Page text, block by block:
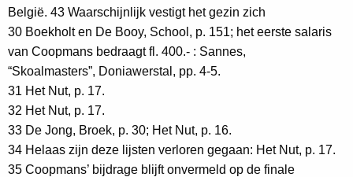
België. 43 Waarschijnlijk vestigt het gezin zich
30 Boekholt en De Booy, School, p. 151; het eerste salaris
van Coopmans bedraagt fl. 400.- : Sannes,
“Skoalmasters”, Doniawerstal, pp. 4-5.
31 Het Nut, p. 17.
32 Het Nut, p. 17.
33 De Jong, Broek, p. 30; Het Nut, p. 16.
34 Helaas zijn deze lijsten verloren gegaan: Het Nut, p. 17.
35 Coopmans’ bijdrage blijft onvermeld op de finale